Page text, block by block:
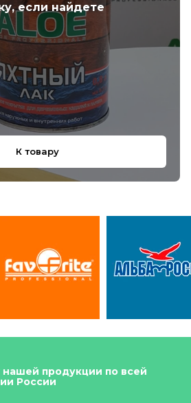
если найдете
К товару
нашей продукции по всей
России